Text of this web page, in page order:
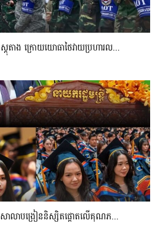
តុតាង ក្រោយយោធាថៃវាយប្រហារល...
ាលាបង្រៀននិស្សិតផ្តោតលើគុណភ...